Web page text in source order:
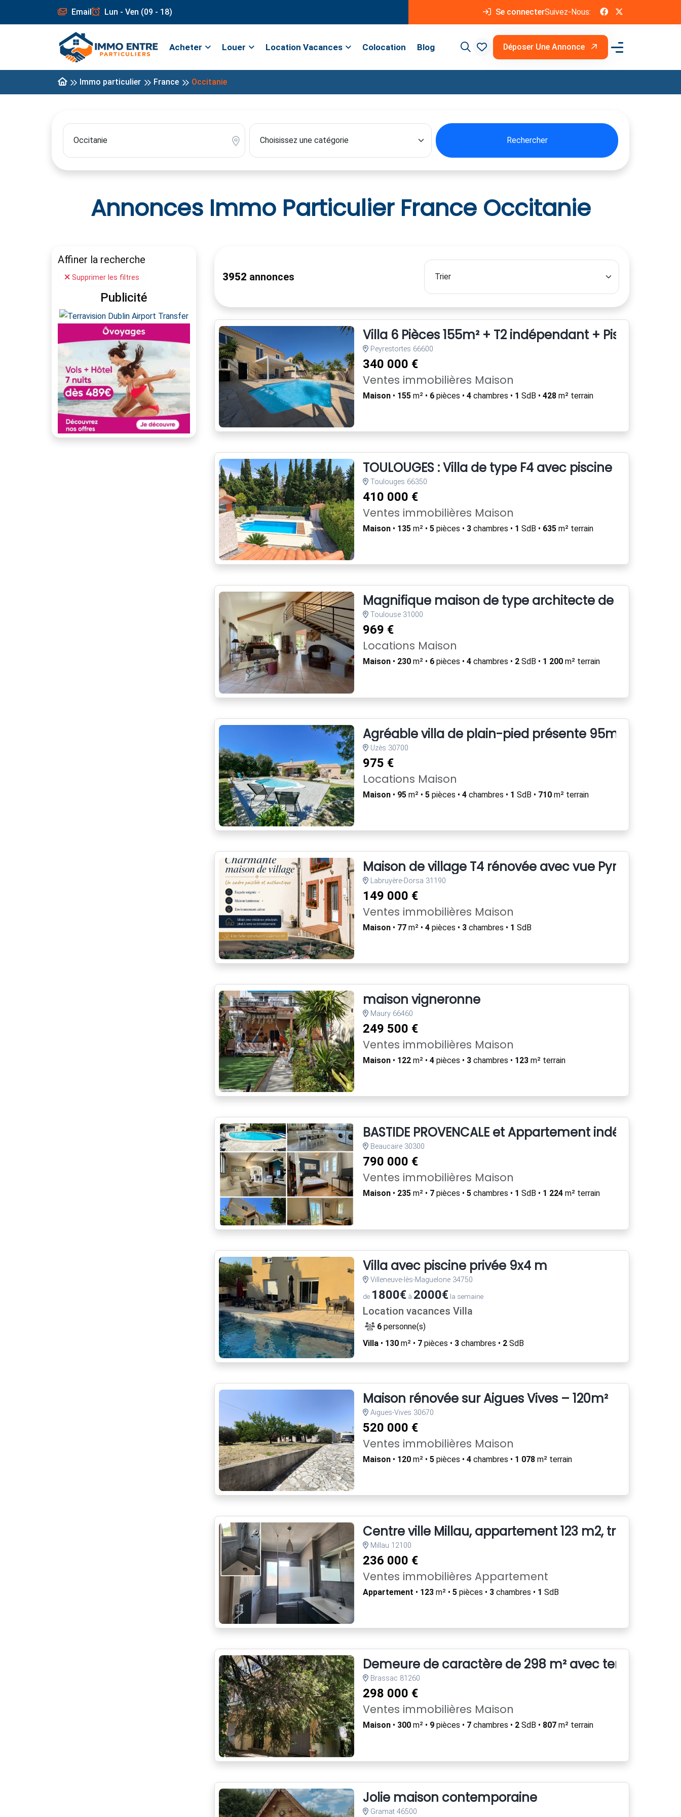
Email Lun - Ven (09 - 18) Se connecterSuivez-Nous:
Acheter Louer Location Vacances Colocation Blog Déposer Une Annonce
Immo particulier France Occitanie
Rechercher
Annonces Immo Particulier France Occitanie
Affiner la recherche
Supprimer les filtres
Publicité
3952 annonces
Villa 6 Pièces 155m² + T2 indépendant + Piscine
Peyrestortes 66600
340 000 €
Ventes immobilières Maison
Maison• 155m² • 6pièces • 4chambres • 1 SdB • 428m² terrain
TOULOUGES : Villa de type F4 avec piscine
Toulouges 66350
410 000 €
Ventes immobilières Maison
Maison• 135m² • 5pièces • 3chambres • 1 SdB • 635m² terrain
Magnifique maison de type architecte de 230m²
Toulouse 31000
969 €
Locations Maison
Maison• 230m² • 6pièces • 4chambres • 2SdB • 1 200m² terrain
Agréable villa de plain-pied présente 95m²
Uzès 30700
975 €
Locations Maison
Maison• 95m² • 5pièces • 4chambres • 1 SdB • 710m² terrain
Maison de village T4 rénovée avec vue Pyrénées -
Labruyère-Dorsa 31190
149 000 €
Ventes immobilières Maison
Maison• 77m² • 4pièces • 3chambres • 1 SdB
maison vigneronne
Maury 66460
249 500 €
Ventes immobilières Maison
Maison• 122m² • 4pièces • 3chambres • 123m² terrain
BASTIDE PROVENCALE et Appartement
Beaucaire 30300
790 000 €
Ventes immobilières Maison
Maison• 235m² • 7pièces • 5chambres • 1 SdB • 1 224m² terrain
Villa avec piscine privée 9x4 m
Villeneuve-lès-Maguelone 34750
de 1800€à 2000€la semaine
Location vacances Villa
6personne(s)
Villa• 130m² • 7pièces • 3chambres • 2SdB
Maison rénovée sur Aigues Vives – 120m²
Aigues-Vives 30670
520 000 €
Ventes immobilières Maison
Maison• 120m² • 5pièces • 4chambres • 1 078m² terrain
Centre ville Millau, appartement 123 m2,
Millau 12100
236 000 €
Ventes immobilières Appartement
Appartement • 123m² • 5pièces • 3chambres • 1 SdB
Demeure de caractère de 298 m² avec terrasse,
Brassac 81260
298 000 €
Ventes immobilières Maison
Maison• 300m² • 9pièces • 7chambres • 2SdB • 807m² terrain
Jolie maison contemporaine
Gramat 46500